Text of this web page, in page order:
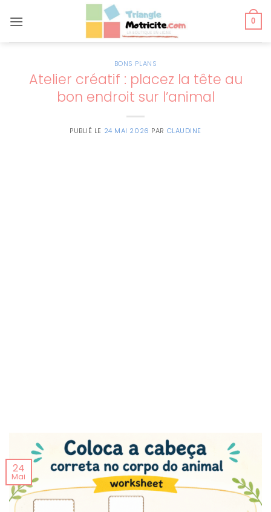
au
0
BONS PLANS
Atelier créatif : placez la tête au
bon endroit sur l’animal
PUBLIÉ LE 24 MAI 2026 PAR CLAUDINE
24
Mai